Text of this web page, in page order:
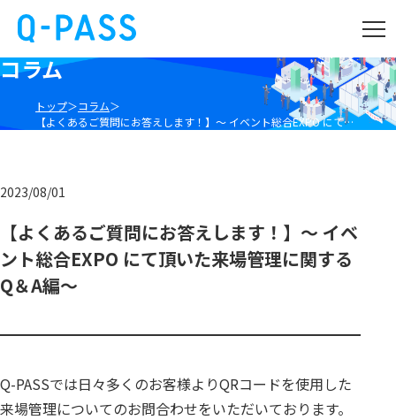
コラム
トップ
コラム
【よくあるご質問にお答えします！】～ イベント総合EXPO にて頂いた来場管理に関する Q＆A編～
2023/08/01
【よくあるご質問にお答えします！】～ イベ
ント総合EXPO にて頂いた来場管理に関する
Q＆A編～
Q-PASSでは日々多くのお客様よりQRコードを使用した
来場管理についてのお問合わせをいただいております。